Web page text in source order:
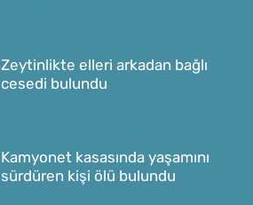
Zeytinlikte elleri arkadan bağlı
cesedi bulundu
Kamyonet kasasında yaşamını
sürdüren kişi ölü bulundu